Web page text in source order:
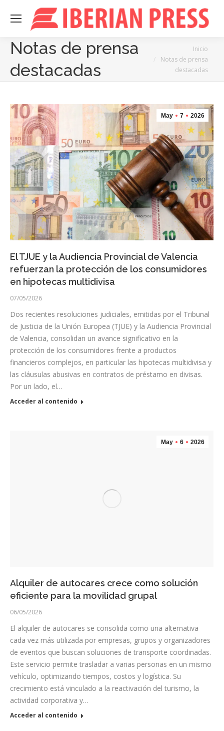
Notas de prensa
destacadas
Inicio
Notas de prensa
destacadas
May 7 2026
El TJUE y la Audiencia Provincial de Valencia
refuerzan la protección de los consumidores
en hipotecas multidivisa
07/05/2026
Dos recientes resoluciones judiciales, emitidas por el Tribunal
de Justicia de la Unión Europea (TJUE) y la Audiencia Provincial
de Valencia, consolidan un avance significativo en la
protección de los consumidores frente a productos
financieros complejos, en particular las hipotecas multidivisa y
las cláusulas abusivas en contratos de préstamo en divisas.
Por un lado, el…
Acceder al contenido
May 6 2026
Alquiler de autocares crece como solución
eficiente para la movilidad grupal
06/05/2026
El alquiler de autocares se consolida como una alternativa
cada vez más utilizada por empresas, grupos y organizadores
de eventos que buscan soluciones de transporte coordinadas.
Este servicio permite trasladar a varias personas en un mismo
vehículo, optimizando tiempos, costos y logística. Su
crecimiento está vinculado a la reactivación del turismo, la
actividad corporativa y…
Acceder al contenido